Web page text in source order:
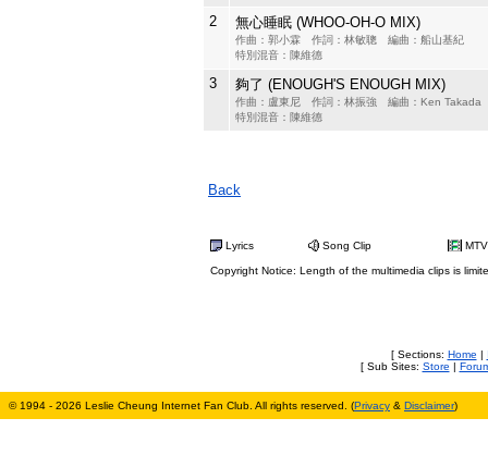
2 無心睡眠 (WHOO-OH-O MIX)
作曲：郭小霖 作詞：林敏聰 編曲：船山基紀
特別混音：陳維德
3 夠了 (ENOUGH'S ENOUGH MIX)
作曲：盧東尼 作詞：林振強 編曲：Ken Takada
特別混音：陳維德
Back
Lyrics Song Clip MTV
Copyright Notice: Length of the multimedia clips is
[ Sections: Home |
[ Sub Sites: Store |
© 1994 - 2026 Leslie Cheung Internet Fan Club. All rights reserved. (Privacy & Disclaimer)